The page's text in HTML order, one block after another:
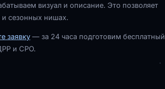
визуал и описание. Это позволяет
сезонных нишах.
заявку — за 24 часа подготовим бесплатный
и СРО.